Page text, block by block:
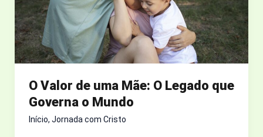
FOI
OUVIDO
O Valor de uma Mãe: O Legado que
Governa o Mundo
Início, Jornada com Cristo